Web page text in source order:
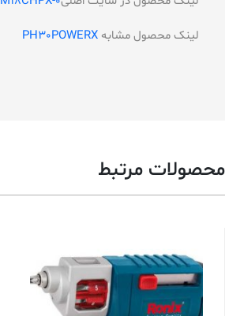
لینک محصول مشابهPH30POWERX
محصولات مرتبط